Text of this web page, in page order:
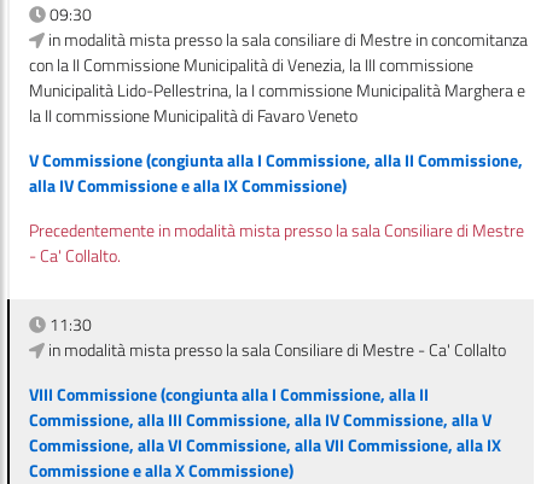
09:30
in modalità mista presso la sala consiliare di Mestre in concomitanza
con la II Commissione Municipalità di Venezia, la III commissione
Municipalità Lido-Pellestrina, la I commissione Municipalità Marghera e
la II commissione Municipalità di Favaro Veneto
V Commissione (congiunta alla I Commissione, alla II Commissione,
alla IV Commissione e alla IX Commissione)
Precedentemente in modalità mista presso la sala Consiliare di Mestre
- Ca' Collalto.
11:30
in modalità mista presso la sala Consiliare di Mestre - Ca' Collalto
VIII Commissione (congiunta alla I Commissione, alla II
Commissione, alla III Commissione, alla IV Commissione, alla V
Commissione, alla VI Commissione, alla VII Commissione, alla IX
Commissione e alla X Commissione)